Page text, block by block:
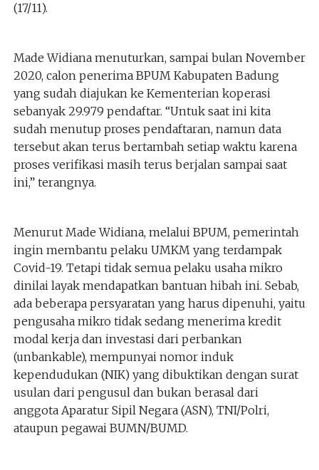
(17/11).
Made Widiana menuturkan, sampai bulan November
2020, calon penerima BPUM Kabupaten Badung
yang sudah diajukan ke Kementerian koperasi
sebanyak 29.979 pendaftar. “Untuk saat ini kita
sudah menutup proses pendaftaran, namun data
tersebut akan terus bertambah setiap waktu karena
proses verifikasi masih terus berjalan sampai saat
ini,” terangnya.
Menurut Made Widiana, melalui BPUM, pemerintah
ingin membantu pelaku UMKM yang terdampak
Covid-19. Tetapi tidak semua pelaku usaha mikro
dinilai layak mendapatkan bantuan hibah ini. Sebab,
ada beberapa persyaratan yang harus dipenuhi, yaitu
pengusaha mikro tidak sedang menerima kredit
modal kerja dan investasi dari perbankan
(unbankable), mempunyai nomor induk
kependudukan (NIK) yang dibuktikan dengan surat
usulan dari pengusul dan bukan berasal dari
anggota Aparatur Sipil Negara (ASN), TNI/Polri,
ataupun pegawai BUMN/BUMD.